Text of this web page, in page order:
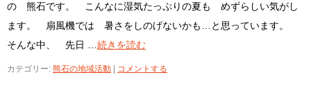
の 熊石です。 こんなに湿気たっぷりの夏も めずらしい気がし
ます。 扇風機では 暑さをしのげないかも…と思っています。
そんな中、 先日 … 続きを読む
カテゴリー: 熊石の地域活動 コメントする